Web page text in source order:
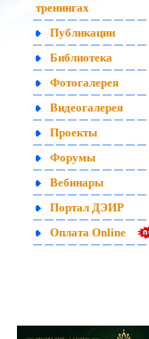
тренингах
Публикации
Библиотека
Фотогалерея
Видеогалерея
Проекты
Форумы
Вебинары
Портал ДЭИР
Оплата Online